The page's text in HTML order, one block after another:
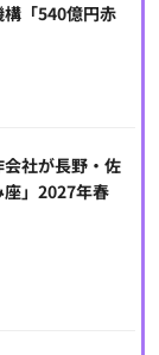
「540億円赤
社が長野・佐
」2027年春